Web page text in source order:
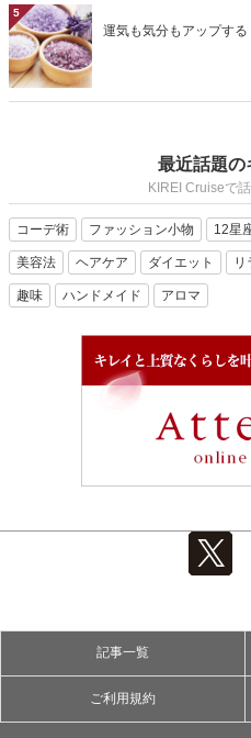
5
運気も気分もアップする
最近話題の
KIREI Cruiseで
コーデ術 ファッション小物 12星
美容法 ヘアケア ダイエット リ
趣味 ハンドメイド アロマ
記事一覧
ご利用規約